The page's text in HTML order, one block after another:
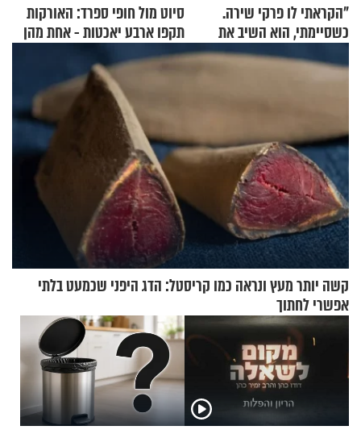
"הקראתי לו פרקי שירה.
כשסיימתי, הוא השיב את
נשמתו לבורא"
סיוט מול חופי ספרד: האורקות
תקפו ארבע יאכטות - אחת מהן
טבעה
קשה יותר מעץ ונראה כמו קריסטל: הדג היפני שכמעט בלתי
אפשרי לחתוך